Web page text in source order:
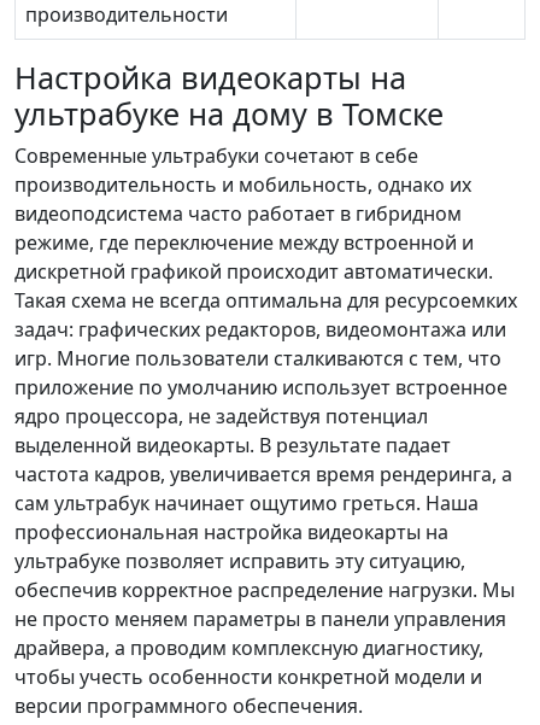
производительности
Настройка видеокарты на
ультрабуке на дому в Томске
Современные ультрабуки сочетают в себе
производительность и мобильность, однако их
видеоподсистема часто работает в гибридном
режиме, где переключение между встроенной и
дискретной графикой происходит автоматически.
Такая схема не всегда оптимальна для ресурсоемких
задач: графических редакторов, видеомонтажа или
игр. Многие пользователи сталкиваются с тем, что
приложение по умолчанию использует встроенное
ядро процессора, не задействуя потенциал
выделенной видеокарты. В результате падает
частота кадров, увеличивается время рендеринга, а
сам ультрабук начинает ощутимо греться. Наша
профессиональная настройка видеокарты на
ультрабуке позволяет исправить эту ситуацию,
обеспечив корректное распределение нагрузки. Мы
не просто меняем параметры в панели управления
драйвера, а проводим комплексную диагностику,
чтобы учесть особенности конкретной модели и
версии программного обеспечения.